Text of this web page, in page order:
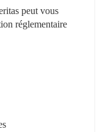
peut vous
réglementaire